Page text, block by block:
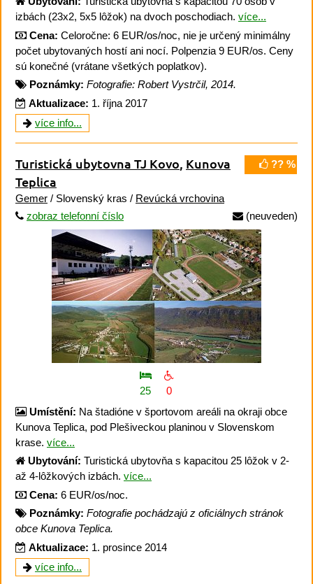
izbách (23x2, 5x5 lôžok) na dvoch poschodiach. více...
Cena: Celoročne: 6 EUR/os/noc, nie je určený minimálny
počet ubytovaných hostí ani nocí. Polpenzia 9 EUR/os. Ceny
sú konečné (vrátane všetkých poplatkov).
Poznámky: Fotografie: Robert Vystrčil, 2014.
Aktualizace: 1. října 2017
více info...
?? %
Turistická ubytovna TJ Kovo, Kunova
Teplica
Gemer / Slovenský kras / Revúcká vrchovina
zobraz telefonní číslo
(neuveden)
25
0
Umístění: Na štadióne v športovom areáli na okraji obce
Kunova Teplica, pod Plešiveckou planinou v Slovenskom
krase. více...
Ubytování: Turistická ubytovňa s kapacitou 25 lôžok v 2-
až 4-lôžkových izbách. více...
Cena: 6 EUR/os/noc.
Poznámky: Fotografie pochádzajú z oficiálnych stránok
obce Kunova Teplica.
Aktualizace: 1. prosince 2014
více info...